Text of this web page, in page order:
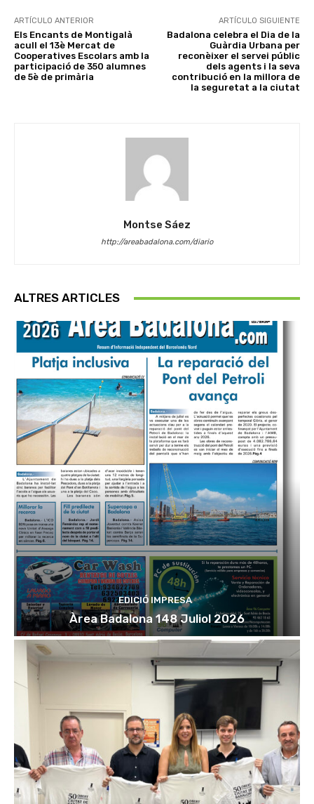
ARTÍCULO ANTERIOR
Els Encants de Montigalà
acull el 13è Mercat de
Cooperatives Escolars amb la
participació de 350 alumnes
de 5è de primària
ARTÍCULO SIGUIENTE
Badalona celebra el Dia de la
Guàrdia Urbana per
reconèixer el servei públic
dels agents i la seva
contribució en la millora de
la seguretat a la ciutat
Montse Sáez
http://areabadalona.com/diario
ALTRES ARTICLES
EDICIÓ IMPRESA
Àrea Badalona 148 Juliol 2026